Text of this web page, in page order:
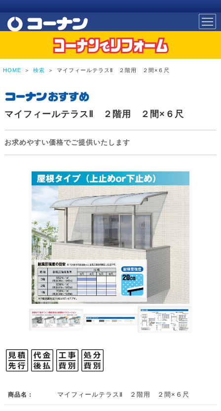
HOME ＞ 検索 ＞ マイフィールテラスⅡ ２階用 ２間×６尺
マイフィールテラスⅡ ２階用 ２間×６尺
お求めやすい価格でご提供いたします
商品名： マイフィールテラスⅡ ２階用 ２間×６尺